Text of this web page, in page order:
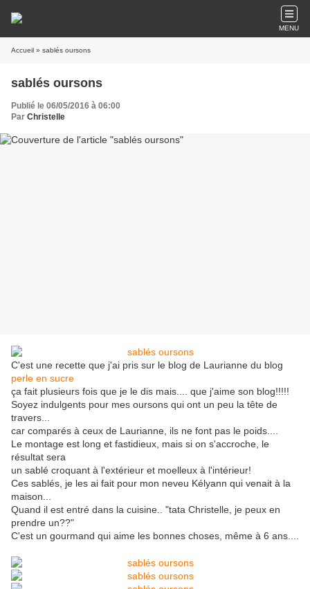
MENU
Accueil » sablés oursons
sablés oursons
Publié le 06/05/2016 à 06:00
Par Christelle
C'est une recette que j'ai pris sur le blog de Laurianne du blog
perle en sucre
ça fait plusieurs fois que je le dis mais.... que j'aime son blog!!!!!
Soyez indulgents pour mes oursons qui ont un peu la tête de
travers...
car comparés à ceux de Laurianne, ils ne font pas le poids....
Le montage est long et fastidieux, mais si on s'accroche, le
résultat sera
un sablé croquant à l'extérieur et moelleux à l'intérieur!
Ces sablés, je les ai fait pour mon neveu Kélyann qui venait à la
maison...
Quand il est entré dans la cuisine.. "tata Christelle, je peux en
prendre un??"
C'est un gourmand qui aime les bonnes choses, même à 6 ans....